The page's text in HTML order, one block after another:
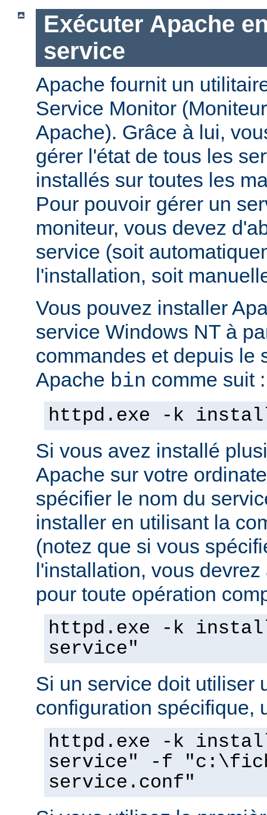
Exécuter Apache
service
Apache fournit un
Service Monitor
Apache). Grâce à lui,
gérer l'état de tous les
installés sur toutes les
Pour pouvoir gérer un
moniteur, vous devez
service (soit
l'installation, soit
Vous pouvez installer
service Windows NT à
commandes et depuis le
Apache bin comme suit :
httpd.exe -k
Si vous avez installé
Apache sur votre
spécifier le nom du
installer en utilisant la
(notez que si vous
l'installation, vous
pour toute opération
httpd.exe -k
service"
Si un service doit utiliser
configuration spécifique,
httpd.exe -k
service" -f
service.conf"